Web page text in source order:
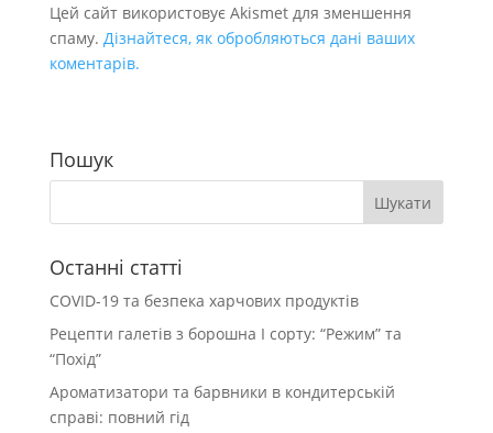
Цей сайт використовує Akismet для зменшення
спаму. Дізнайтеся, як обробляються дані ваших
коментарів.
Пошук
Останні статті
COVID-19 та безпека харчових продуктів
Рецепти галетів з борошна І сорту: “Режим” та
“Похід”
Ароматизатори та барвники в кондитерській
справі: повний гід